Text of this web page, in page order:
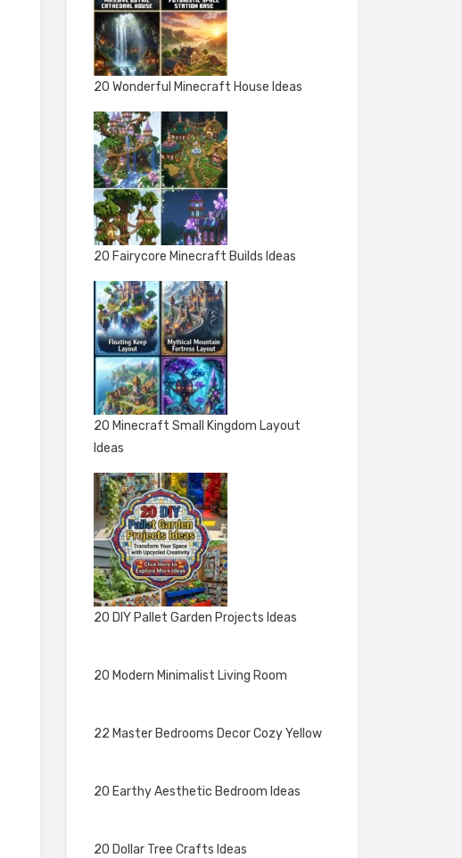
20 Wonderful Minecraft House Ideas
20 Fairycore Minecraft Builds Ideas
20 Minecraft Small Kingdom Layout
Ideas
20 DIY Pallet Garden Projects Ideas
20 Modern Minimalist Living Room
22 Master Bedrooms Decor Cozy Yellow
20 Earthy Aesthetic Bedroom Ideas
20 Dollar Tree Crafts Ideas